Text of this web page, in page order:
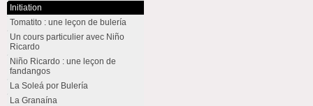
Initiation
Tomatito : une leçon de bulería
Un cours particulier avec Niño
Ricardo
Niño Ricardo : une leçon de
fandangos
La Soleá por Bulería
La Granaína